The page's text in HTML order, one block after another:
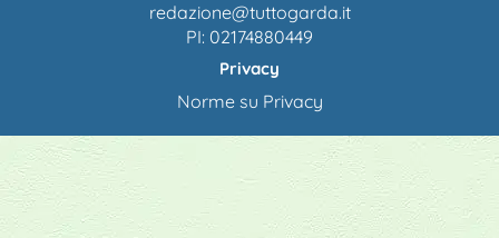
redazione@tuttogarda.it
PI: 02174880449
Privacy
Norme su Privacy